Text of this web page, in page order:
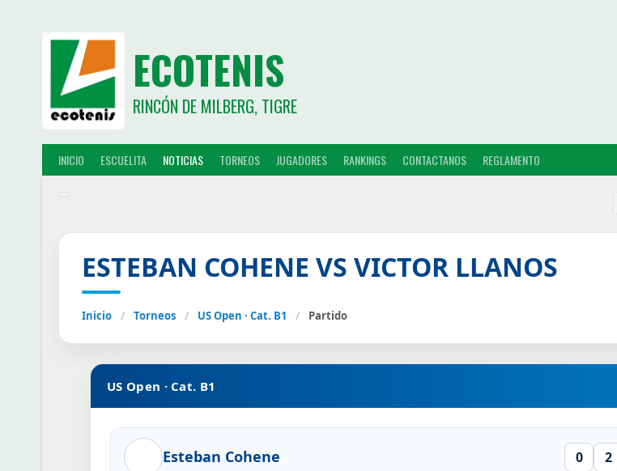
ECOTENIS
RINCÓN DE MILBERG, TIGRE
INICIO ESCUELITA NOTICIAS TORNEOS JUGADORES RANKINGS CONTACTANOS REGLAMENTO
ESTEBAN COHENE VS VICTOR LLANOS
Inicio / Torneos / US Open · Cat. B1 / Partido
US Open · Cat. B1
Esteban Cohene 0 2